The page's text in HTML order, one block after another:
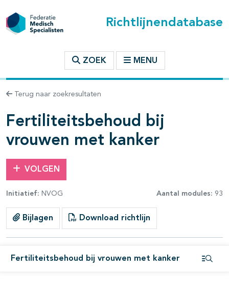
Richtlijnendatabase
ZOEK MENU
Terug naar zoekresultaten
Fertiliteitsbehoud bij
vrouwen met kanker
VOLGEN
Initiatief: NVOG Aantal modules: 93
Bijlagen Download richtlijn
Fertiliteitsbehoud bij vrouwen met kanker
binnen deze richtlijn
open- en dichtklappen
open- en dichtklappen